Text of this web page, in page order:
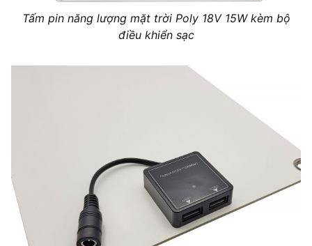
Tấm pin năng lượng mặt trời Poly 18V 15W kèm bộ
điều khiển sạc